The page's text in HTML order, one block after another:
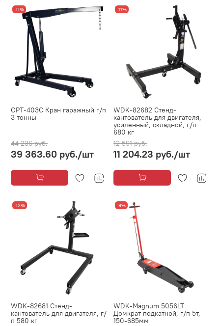
-11%
OPT-403C Кран гаражный г/п
3 тонны
44 236 руб.
39 363.60 руб./шт
-11%
WDK-82682 Стенд-
кантователь для двигателя,
усиленный, складной, г/п
680 кг
12 591 руб.
11 204.23 руб./шт
-12%
WDK-82681 Стенд-
кантователь для двигателя, г/
п 580 кг
-9%
WDK-Magnum 5056LT
Домкрат подкатной, г/п 5т,
150-685мм